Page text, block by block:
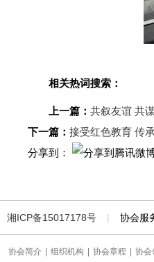
相关热词搜索：
上一篇： 共叙友谊 共
下一篇： 接受红色教育 传
分享到：
湘ICP备15017178号 | 协会服
协会简介 组织机构 协会章程 协会